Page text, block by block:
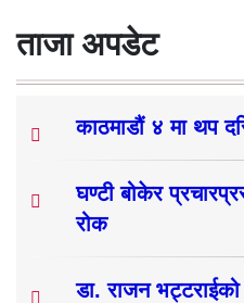
ताजा अपडेट
काठमाडौं ४ मा थप
घण्टी बोकेर
रोक
डा. राजन भट्टराईको